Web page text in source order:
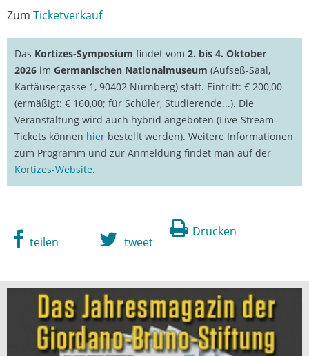
Zum Ticketverkauf
Das Kortizes-Symposium findet vom 2. bis 4. Oktober
2026 imGermanischen Nationalmuseum(Aufseß-Saal,
Kartäusergasse 1, 90402 Nürnberg) statt. Eintritt: € 200,00
(ermäßigt: € 160,00; für Schüler, Studierende...). Die
Veranstaltung wird auch hybrid angeboten (Live-Stream-
Tickets können hier bestellt werden). Weitere Informationen
zum Programm und zur Anmeldung findet man auf der
Kortizes-Website.
Drucken
teilen tweet